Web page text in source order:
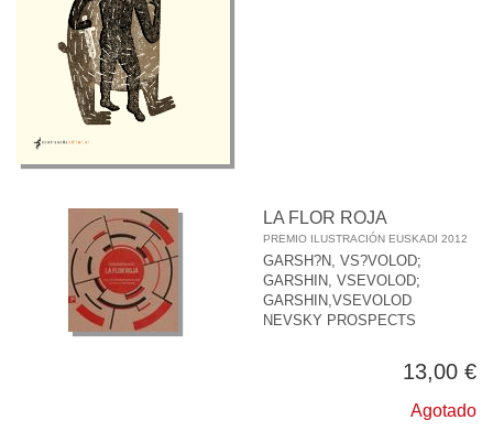
LA FLOR ROJA
PREMIO ILUSTRACIÓN EUSKADI 2012
GARSH?N, VS?VOLOD;
GARSHIN, VSEVOLOD;
GARSHIN,VSEVOLOD
NEVSKY PROSPECTS
13,00 €
Agotado